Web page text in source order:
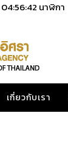
04:56:43 นาฬิกา
เกี่ยวกับเรา